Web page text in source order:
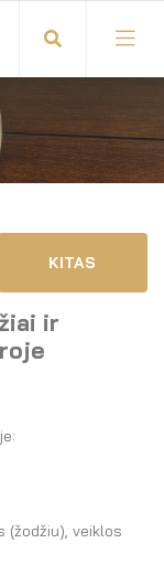
KITAS
ir
(žodžiu), veiklos